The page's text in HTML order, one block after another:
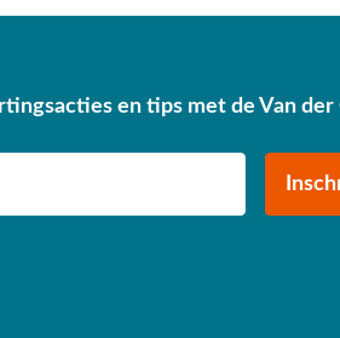
en tips met de Van